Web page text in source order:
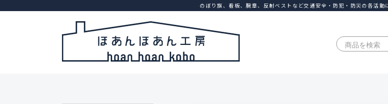
のぼり旗、看板、腕章、反射ベストなど交通安全・防犯・防災の各活動